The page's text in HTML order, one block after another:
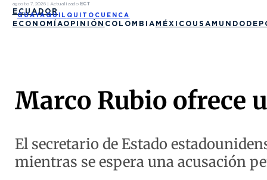
agosto 7, 2026| Actualizado ECT
ECUADOR
GUAYAQUIL QUITO CUENCA
ECONOMÍAOPINIÓN COLOMBIA MÉXICO USA MUNDO
Marco Rubio ofrece
El secretario de Estado
mientras se espera una acusación